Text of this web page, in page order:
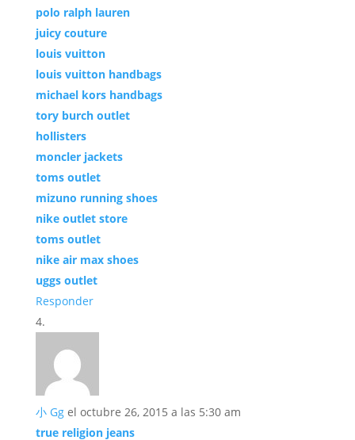
polo ralph lauren
juicy couture
louis vuitton
louis vuitton handbags
michael kors handbags
tory burch outlet
hollisters
moncler jackets
toms outlet
mizuno running shoes
nike outlet store
toms outlet
nike air max shoes
uggs outlet
Responder
小 Gg el octubre 26, 2015 a las 5:30 am
true religion jeans